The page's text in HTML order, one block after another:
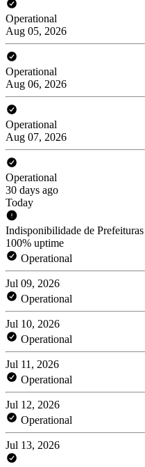
Operational
Aug 05, 2026
Operational
Aug 06, 2026
Operational
Aug 07, 2026
Operational
30 days ago
Today
Indisponibilidade de Prefeituras
100% uptime
Operational
Jul 09, 2026
Operational
Jul 10, 2026
Operational
Jul 11, 2026
Operational
Jul 12, 2026
Operational
Jul 13, 2026